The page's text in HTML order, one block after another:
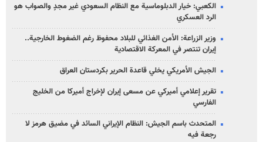
الكعبي: خيار الدبلوماسية مع النظام السعودي غير مجدٍ والصواب هو
الرد العسكري
وزير الزراعة: الأمن الغذائي للبلاد محفوظ رغم الضغوط الخارجية..
إيران تنتصر في المعركة الاقتصادية
الجيش الأمريكي يخلي قاعدة الحرير بكردستان العراق
تقرير إعلامي أميركي عن مسعى إيران لإخراج أميركا من الخليج
الفارسي
المتحدث باسم الجيش: النظام الإيراني السائد في مضيق هرمز لا
رجعة فيه